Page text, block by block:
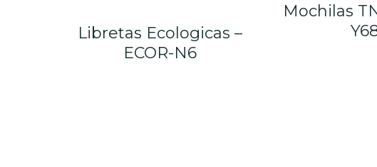
Libretas Ecologicas –
ECOR-N6
Mochilas